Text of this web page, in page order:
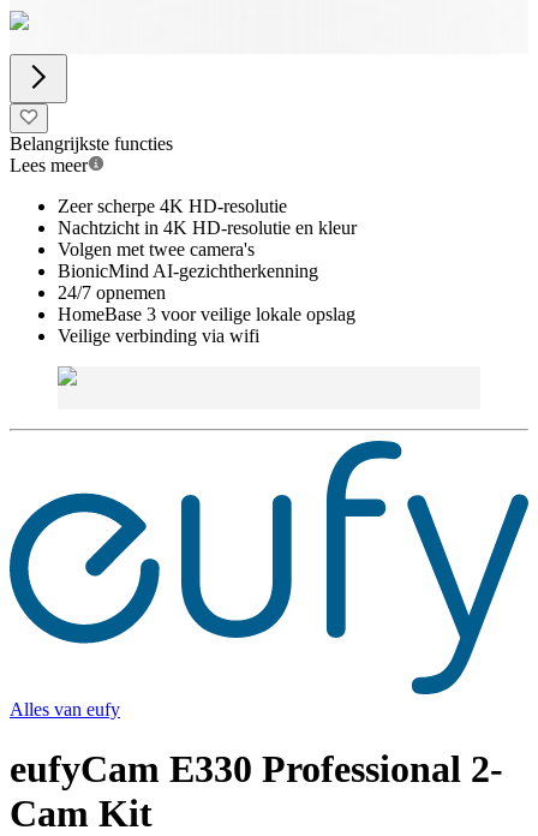
Belangrijkste functies
Lees meer
Zeer scherpe 4K HD-resolutie
Nachtzicht in 4K HD-resolutie en kleur
Volgen met twee camera's
BionicMind AI-gezichtherkenning
24/7 opnemen
HomeBase 3 voor veilige lokale opslag
Veilige verbinding via wifi
Alles van eufy
eufyCam E330 Professional 2-
Cam Kit